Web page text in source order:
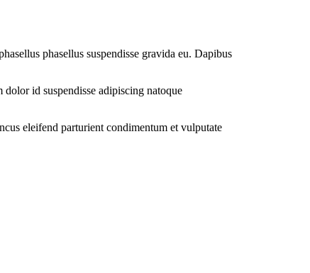
phasellus suspendisse gravida eu. Dapibus
id suspendisse adipiscing natoque
eleifend parturient condimentum et vulputate